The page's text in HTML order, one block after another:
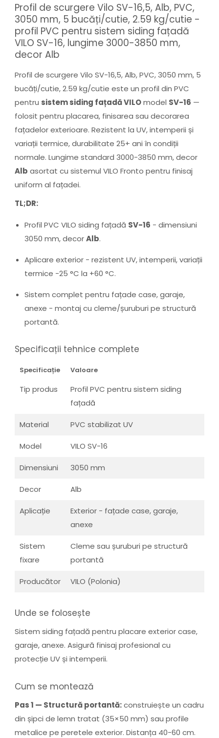
Profil de scurgere Vilo SV-16,5, Alb, PVC,
3050 mm, 5 bucăți/cutie, 2.59 kg/cutie -
profil PVC pentru sistem siding fațadă
VILO SV-16, lungime 3000-3850 mm,
decor Alb
Profil de scurgere Vilo SV-16,5, Alb, PVC, 3050 mm, 5
bucăți/cutie, 2.59 kg/cutie este un profil din PVC
pentru sistem siding fațadă VILOmodel SV-16 —
folosit pentru placarea, finisarea sau decorarea
fațadelor exterioare. Rezistent la UV, intemperii și
variații termice, durabilitate 25+ ani în condiții
normale. Lungime standard 3000-3850 mm, decor
Alb asortat cu sistemul VILO Fronto pentru finisaj
uniform al fațadei.
TL;DR:
Profil PVC VILO siding fațadă SV-16 - dimensiuni
3050 mm, decorAlb.
Aplicare exterior - rezistent UV, intemperii, variații
termice -25 °C la +60 °C.
Sistem complet pentru fațade case, garaje,
anexe - montaj cu cleme/șuruburi pe structură
portantă.
Specificații tehnice complete
Specificație Valoare
Tip produs
Profil PVC pentru sistem siding
fațadă
Material PVC stabilizat UV
Model VILO SV-16
Dimensiuni 3050 mm
Decor Alb
Aplicație
Exterior - fațade case, garaje,
anexe
Sistem
fixare
Cleme sau șuruburi pe structură
portantă
Producător VILO (Polonia)
Unde se folosește
Sistem siding fațadă pentru placare exterior case,
garaje, anexe. Asigură finisaj profesional cu
protecție UV și intemperii.
Cum se montează
Pas 1 — Structură portantă:construiește un cadru
din șipci de lemn tratat (35×50 mm) sau profile
metalice pe peretele exterior. Distanța 40-60 cm.